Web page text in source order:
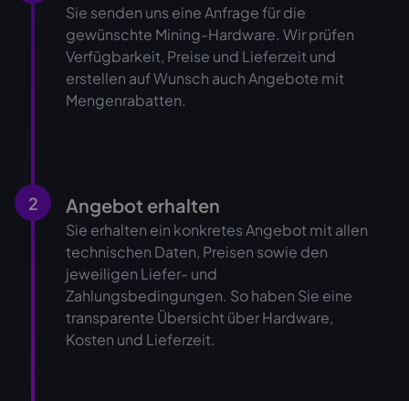
Sie senden uns eine Anfrage für die
gewünschte Mining-Hardware. Wir prüfen
Verfügbarkeit, Preise und Lieferzeit und
erstellen auf Wunsch auch Angebote mit
Mengenrabatten.
2 Angebot erhalten
Sie erhalten ein konkretes Angebot mit allen
technischen Daten, Preisen sowie den
jeweiligen Liefer- und
Zahlungsbedingungen. So haben Sie eine
transparente Übersicht über Hardware,
Kosten und Lieferzeit.